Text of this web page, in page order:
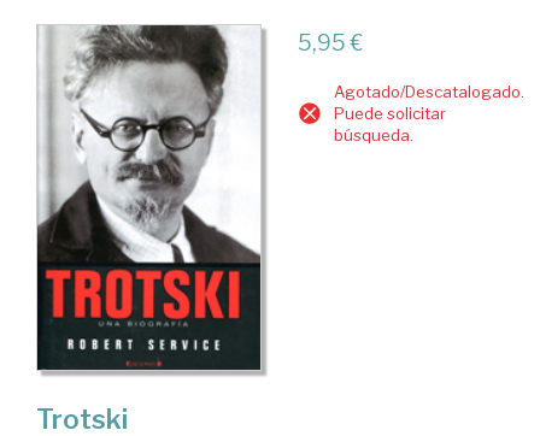
5,95 €
Agotado/Descatalogado.
Puede solicitar
búsqueda.
Trotski